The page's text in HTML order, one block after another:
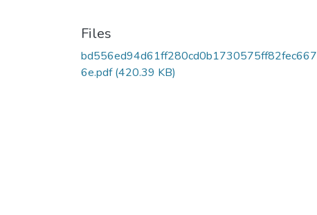
Files
bd556ed94d61ff280cd0b1730575ff82fec667
6e.pdf(420.39 KB)